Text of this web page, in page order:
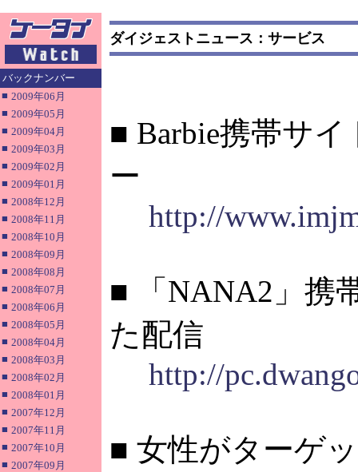
バックナンバー
■ 2009年06月
■ 2009年05月
■ 2009年04月
■ 2009年03月
■ 2009年02月
■ 2009年01月
■ 2008年12月
■ 2008年11月
■ 2008年10月
■ 2008年09月
■ 2008年08月
■ 2008年07月
■ 2008年06月
■ 2008年05月
■ 2008年04月
■ 2008年03月
■ 2008年02月
■ 2008年01月
■ 2007年12月
■ 2007年11月
■ 2007年10月
■ 2007年09月
ダイジェストニュース：サービス
■ Barbie携帯サ
ー
http://
■ 「NANA2」携
た配信
http://
■ 女性がターゲ